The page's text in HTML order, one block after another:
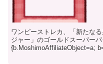
ワンピーストレカ、「新たな
ジャー」のゴールドスーパー
{b.MoshimoAffiliateObject=a;